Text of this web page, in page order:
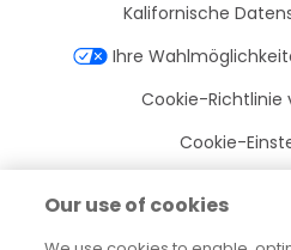
Kalifornische
Ihre
Cookie-Richtlinie
Cookie-
Our use of cookies